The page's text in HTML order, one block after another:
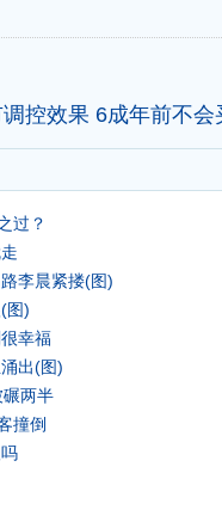
控效果 6成年前不会
过？
李晨紧搂(图)
图)
幸福
出(图)
两半
撞倒